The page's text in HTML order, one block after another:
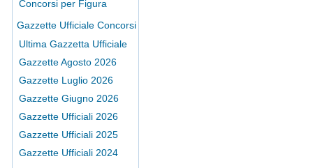
Concorsi per Figura
Gazzette Ufficiale Concorsi
Ultima Gazzetta Ufficiale
Gazzette Agosto 2026
Gazzette Luglio 2026
Gazzette Giugno 2026
Gazzette Ufficiali 2026
Gazzette Ufficiali 2025
Gazzette Ufficiali 2024